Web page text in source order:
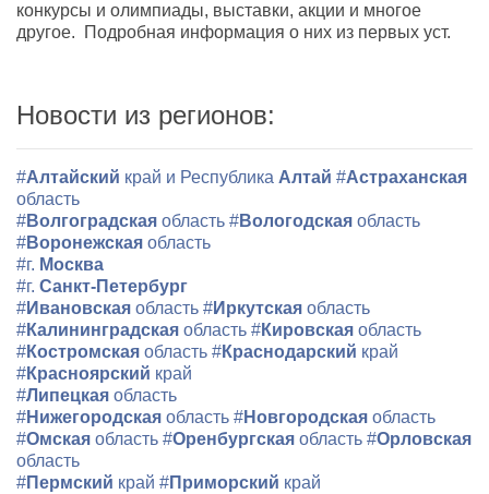
конкурсы и олимпиады, выставки, акции и многое
другое. Подробная информация о них из первых уст.
Новости из регионов:
#Алтайский край и Республика Алтай #Астраханская
область
#Волгоградская область #Вологодская область
#Воронежская область
#г. Москва
#г. Санкт-Петербург
#Ивановская область #Иркутская область
#Калининградская область #Кировская область
#Костромская область #Краснодарский край
#Красноярский край
#Липецкая область
#Нижегородская область #Новгородская область
#Омская область #Оренбургская область #Орловская
область
#Пермский край #Приморский край